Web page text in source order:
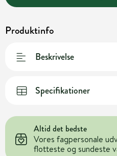
Produktinfo
Beskrivelse
Specifikationer
Altid det bedste
Vores fagpersonale
flotteste og sundeste